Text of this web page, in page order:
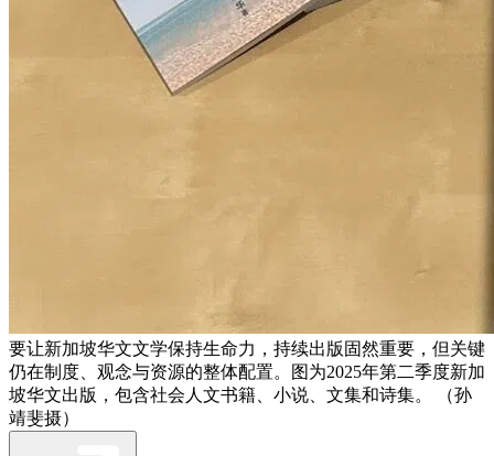
要让新加坡华文文学保持生命力，持续出版固然重要，但关键
仍在制度、观念与资源的整体配置。图为2025年第二季度新加
坡华文出版，包含社会人文书籍、小说、文集和诗集。 （孙
靖斐摄）